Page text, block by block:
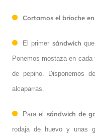
Cortamos el brioche
El primer sándwich
Ponemos mostaza en
de pepino. Disponemos
alcaparras.
Para el sándwich de
rodaja de huevo y unas